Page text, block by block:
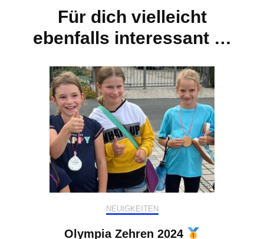
Für dich vielleicht
ebenfalls interessant …
NEUIGKEITEN
Olympia Zehren 2024